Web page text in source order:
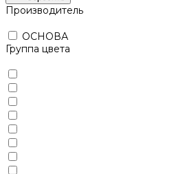
Производитель
ОСНОВА
Группа цвета